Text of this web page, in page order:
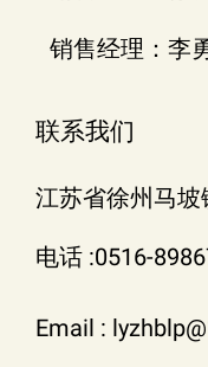
销售经理：李
联系我们
江苏省徐州马坡
电话 :0516-
Email :